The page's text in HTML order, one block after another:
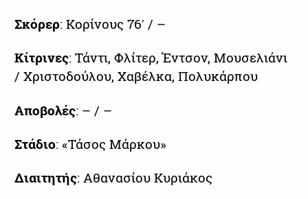
Σκόρερ: Κορίνους 76′ / –
Κίτρινες: Τάντι, Φλίτερ, Έντσον, Μουσελιάνι
/ Χριστοδούλου, Χαβέλκα, Πολυκάρπου
Αποβολές: – / –
Στάδιο: «Τάσος Μάρκου»
Διαιτητής: Αθανασίου Κυριάκος